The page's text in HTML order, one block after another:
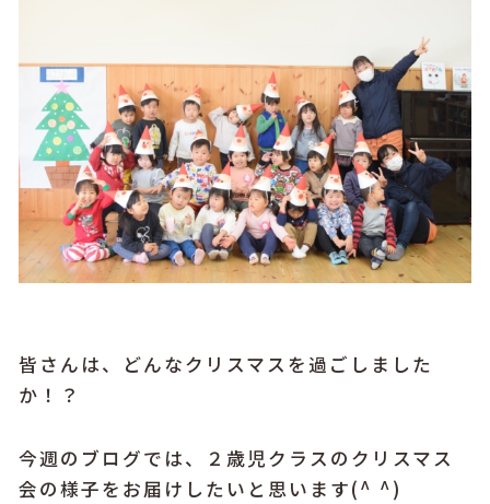
皆さんは、どんなクリスマスを過ごしました
か！？
今週のブログでは、２歳児クラスのクリスマス
会の様子をお届けしたいと思います(^ ^)